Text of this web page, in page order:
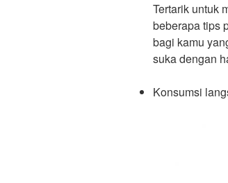
Tertarik untuk
beberapa tips
bagi kamu
suka dengan
Konsumsi